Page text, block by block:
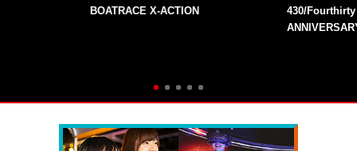
BOATRACE X-ACTION
430/